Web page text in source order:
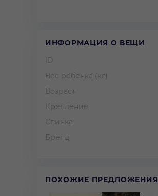
ИНФОРМАЦИЯ О ВЕЩИ
ID
Вес ребенка (кг)
Возраст
Крепление
Спинка
Бренд
ПОХОЖИЕ ПРЕДЛОЖЕНИЯ